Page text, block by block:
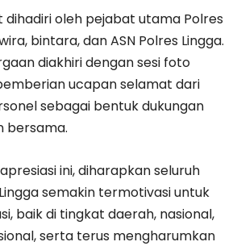
dihadiri oleh pejabat utama Polres
bintara, dan ASN Polres Lingga.
diakhiri dengan sesi foto
ucapan selamat dari
sebagai bentuk dukungan
bersama.
ini, diharapkan seluruh
semakin termotivasi untuk
baik di tingkat daerah, nasional,
serta terus mengharumkan